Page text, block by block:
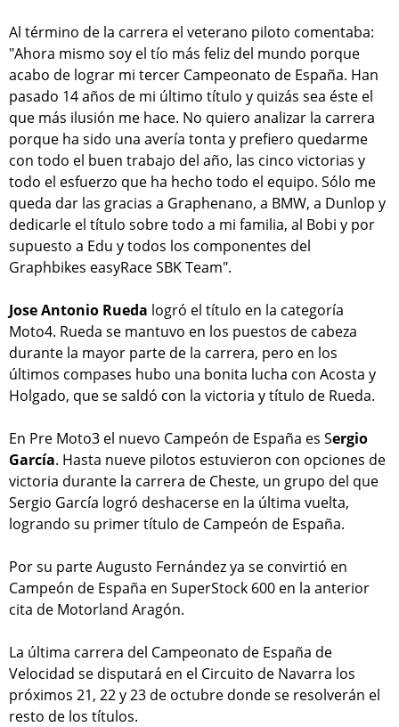
Al término de la carrera el veterano piloto comentaba:
"Ahora mismo soy el tío más feliz del mundo porque
acabo de lograr mi tercer Campeonato de España. Han
pasado 14 años de mi último título y quizás sea éste el
que más ilusión me hace. No quiero analizar la carrera
porque ha sido una avería tonta y prefiero quedarme
con todo el buen trabajo del año, las cinco victorias y
todo el esfuerzo que ha hecho todo el equipo. Sólo me
queda dar las gracias a Graphenano, a BMW, a Dunlop y
dedicarle el título sobre todo a mi familia, al Bobi y por
supuesto a Edu y todos los componentes del
Graphbikes easyRace SBK Team".
Jose Antonio Rueda logró el título en la categoría
Moto4. Rueda se mantuvo en los puestos de cabeza
durante la mayor parte de la carrera, pero en los
últimos compases hubo una bonita lucha con Acosta y
Holgado, que se saldó con la victoria y título de Rueda.
En Pre Moto3 el nuevo Campeón de España es Sergio
García. Hasta nueve pilotos estuvieron con opciones de
victoria durante la carrera de Cheste, un grupo del que
Sergio García logró deshacerse en la última vuelta,
logrando su primer título de Campeón de España.
Por su parte Augusto Fernández ya se convirtió en
Campeón de España en SuperStock 600 en la anterior
cita de Motorland Aragón.
La última carrera del Campeonato de España de
Velocidad se disputará en el Circuito de Navarra los
próximos 21, 22 y 23 de octubre donde se resolverán el
resto de los títulos.